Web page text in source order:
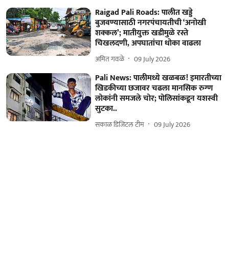
Raigad Pali Roads: पालीत खड्डे
बुजवण्यासाठी नगरपंचायतीची ‘अनोखी
शक्कल’; मातीयुक्त खडीमुळे रस्ते
चिखलदणी, अपघातांचा धोका वाढला
अमित गवळे 09 July 2026
Pali News: पालीमध्ये खळबळ! इमारतीच्या
खिडकीच्या छजावर चढला मानसिक रुग्ण
लोकांनी समजले चोर; पोलिसांकडून यशस्वी
सुटका..
सकाळ डिजिटल टीम 09 July 2026